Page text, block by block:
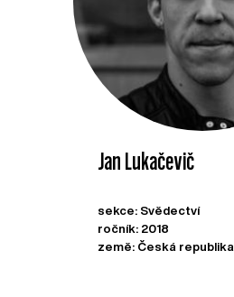
Jan Lukačevič
sekce: Svědectví
ročník: 2018
země: Česká republika